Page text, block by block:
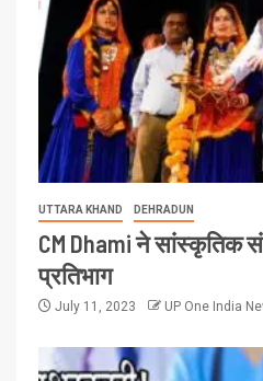
UTTARA KHAND DEHRADUN
CM Dhami ने सांस्कृतिक
प्रतिभाग
July 11, 2023 UP One India